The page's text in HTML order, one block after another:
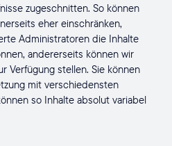
zugeschnitten. So können
eher einschränken,
Administratoren die Inhalte
andererseits können wir
Verfügung stellen. Sie können
mit verschiedensten
so Inhalte absolut variabel